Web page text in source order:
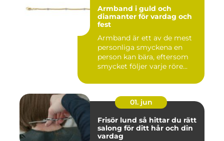
Armband i guld och
diamanter för vardag och
fest
Armband är ett av de mest
personliga smyckena en
person kan bära, eftersom
smycket följer varje röre...
01. jun
Frisör lund så hittar du rätt
salong för ditt hår och din
vardag